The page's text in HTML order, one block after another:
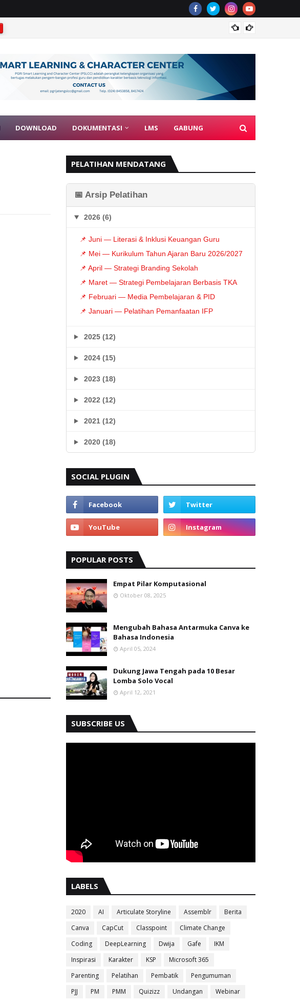
DOWNLOAD DOKUMENTASI LMS GABUNG
PELATIHAN MENDATANG
📅 Arsip Pelatihan
2026 (6)
📌 Juni — Literasi & Inklusi Keuangan Guru
📌 Mei — Kurikulum Tahun Ajaran Baru 2026/2027
📌 April — Strategi Branding Sekolah
📌 Maret — Strategi Pembelajaran Berbasis TKA
📌 Februari — Media Pembelajaran & PID
📌 Januari — Pelatihan Pemanfaatan IFP
2025 (12)
2024 (15)
2023 (18)
2022 (12)
2021 (12)
2020 (18)
SOCIAL PLUGIN
POPULAR POSTS
Empat Pilar Komputasional
Oktober 08, 2025
Mengubah Bahasa Antarmuka Canva ke
Bahasa Indonesia
April 05, 2024
Dukung Jawa Tengah pada 10 Besar
Lomba Solo Vocal
April 12, 2021
SUBSCRIBE US
LABELS
2020 AI Articulate Storyline Assemblr
Berita
Canva
CapCut Classpoint
Climate Change
Coding
DeepLearning Dwija Gafe
IKM
Inspirasi
Karakter KSP
Microsoft 365
Parenting
Pelatihan Pembatik
Pengumuman
PJJ
PM PMM Quizizz Undangan Webinar